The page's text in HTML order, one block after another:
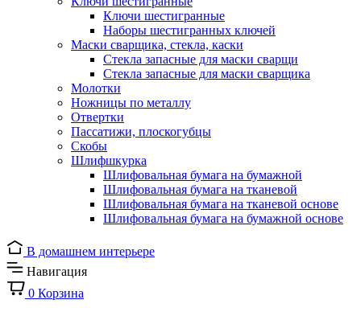
Ключи шестигранные
Наборы шестигранных ключей
Маски сварщика, стекла, каски
Стекла запасные для маски сварщи
Стекла запасные для маски сварщика
Молотки
Ножницы по металлу
Отвертки
Пассатижи, плоскогубцы
Скобы
Шлифшкурка
Шлифовальная бумага на бумажной
Шлифовальная бумага на тканевой
Шлифовальная бумага на тканевой основе
Шлифовальная бумага на бумажной основе
В домашнем интерьере
Навигация
0 Корзина